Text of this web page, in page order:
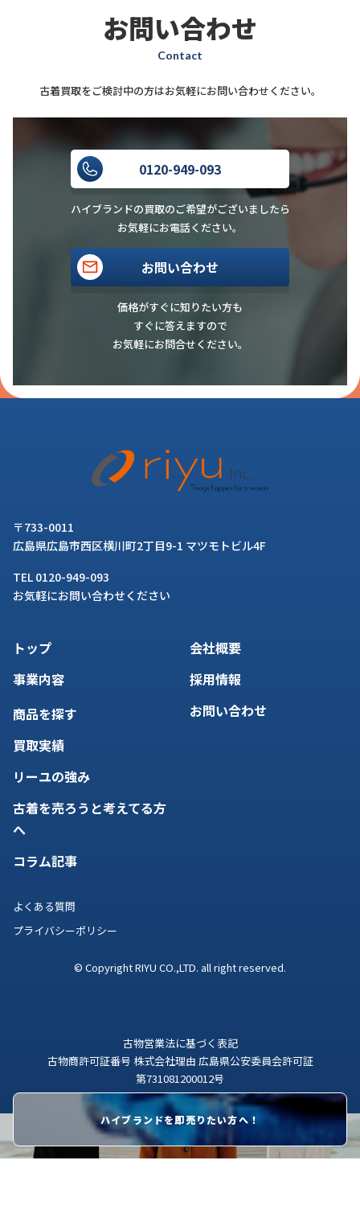
お問い合わせ
Contact
古着買取をご検討中の方はお気軽にお問い合わせください。
0120-949-093
ハイブランドの買取のご希望がございましたら
お気軽にお電話ください。
お問い合わせ
価格がすぐに知りたい方も
すぐに答えますので
お気軽にお問合せください。
ハイブランドを即売りたい方へ！
〒733-0011
広島県広島市西区横川町2丁目9-1 マツモトビル4F
TEL 0120-949-093
お気軽にお問い合わせください
トップ
事業内容
商品を探す
買取実績
リーユの強み
古着を売ろうと考えてる方
へ
コラム記事
会社概要
採用情報
お問い合わせ
よくある質問
プライバシーポリシー
© Copyright RIYU CO.,LTD. all right reserved.
古物営業法に基づく表記
古物商許可証番号 株式会社理由 広島県公安委員会許可証
第731081200012号